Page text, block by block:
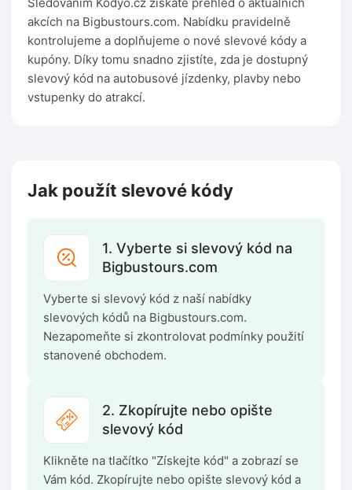
akcích na Bigbustours.com. Nabídku pravidelně
kontrolujeme a doplňujeme o nové slevové kódy a
kupóny. Díky tomu snadno zjistíte, zda je dostupný
slevový kód na autobusové jízdenky, plavby nebo
vstupenky do atrakcí.
Jak použít slevové kódy
1. Vyberte si slevový kód na
Bigbustours.com
Vyberte si slevový kód z naší nabídky
slevových kódů na Bigbustours.com.
Nezapomeňte si zkontrolovat podmínky použití
stanovené obchodem.
2. Zkopírujte nebo opište
slevový kód
Klikněte na tlačítko "Získejte kód" a zobrazí se
Vám kód. Zkopírujte nebo opište slevový kód a